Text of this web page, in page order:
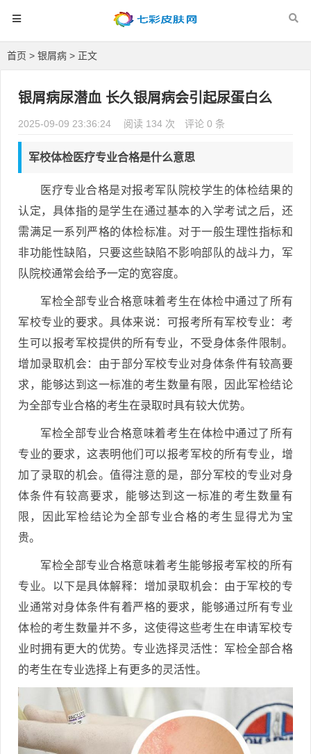
首页 > 银屑病 > 正文
银屑病尿潜血 长久银屑病会引起尿蛋白么
2025-09-09 23:36:24 阅读 134 次 评论 0 条
军校体检医疗专业合格是什么意思
医疗专业合格是对报考军队院校学生的体检结果的
认定，具体指的是学生在通过基本的入学考试之后，还
需满足一系列严格的体检标准。对于一般生理性指标和
非功能性缺陷，只要这些缺陷不影响部队的战斗力，军
队院校通常会给予一定的宽容度。
军检全部专业合格意味着考生在体检中通过了所有
军校专业的要求。具体来说：可报考所有军校专业：考
生可以报考军校提供的所有专业，不受身体条件限制。
增加录取机会：由于部分军校专业对身体条件有较高要
求，能够达到这一标准的考生数量有限，因此军检结论
为全部专业合格的考生在录取时具有较大优势。
军检全部专业合格意味着考生在体检中通过了所有
专业的要求，这表明他们可以报考军校的所有专业，增
加了录取的机会。值得注意的是，部分军校的专业对身
体条件有较高要求，能够达到这一标准的考生数量有
限，因此军检结论为全部专业合格的考生显得尤为宝
贵。
军检全部专业合格意味着考生能够报考军校的所有
专业。以下是具体解释：增加录取机会：由于军校的专
业通常对身体条件有着严格的要求，能够通过所有专业
体检的考生数量并不多，这使得这些考生在申请军校专
业时拥有更大的优势。专业选择灵活性：军检全部合格
的考生在专业选择上有更多的灵活性。